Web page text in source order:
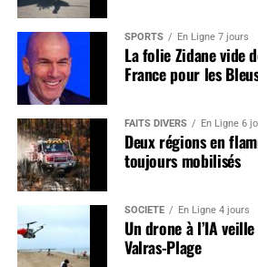
SPORTS En Ligne 7 jours
La folie Zidane vide
France pour les
FAITS DIVERS En Ligne 6
Deux régions en
toujours mobilisés
SOCIÉTÉ En Ligne 4 jours
Un drone à l’IA
Valras-Plage